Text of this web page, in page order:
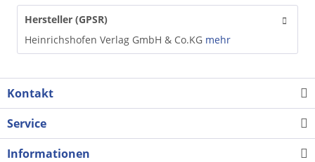
Hersteller (GPSR)
Heinrichshofen Verlag GmbH & Co.KG mehr
Kontakt
Service
Informationen